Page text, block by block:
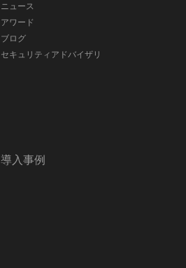
ニュース
アワード
ブログ
セキュリティアドバイザリ
導入事例